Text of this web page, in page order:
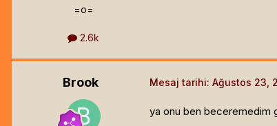
=o=
2.6k
Brook Mesaj tarihi: Ağustos 23,
ya onu ben beceremedim